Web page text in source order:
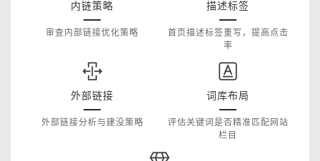
内链策略
审查内部链接优化策略
描述标签
首页描述标签重写，提高点击
率
外部链接
外部链接分析与建没策略
词库布局
评估关键词是否精准匹配网站
栏目